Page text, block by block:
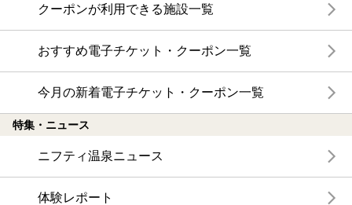
クーポンが利用できる施設一覧
おすすめ電子チケット・クーポン一覧
今月の新着電子チケット・クーポン一覧
特集・ニュース
ニフティ温泉ニュース
体験レポート